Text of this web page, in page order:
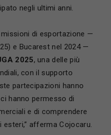
negli ultimi anni.
di esportazione —
e Bucarest nel 2024 —
2025, una delle più
con il supporto
partecipazioni hanno
hanno permesso di
e di comprendere
afferma Cojocaru.